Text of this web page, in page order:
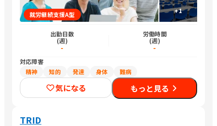
+1
就労継続支援A型
出勤日数
(週)
-
労働時間
(週)
-
対応障害
精神
知的 発達 身体 難病
気になる もっと見る
TRID